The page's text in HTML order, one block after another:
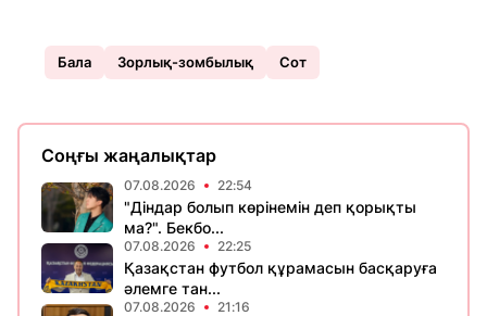
Бала Зорлық-зомбылық Сот
Соңғы жаңалықтар
07.08.2026 22:54
"Діндар болып көрінемін деп қорықты
ма?". Бекбо...
07.08.2026 22:25
Қазақстан футбол құрамасын басқаруға
әлемге тан...
07.08.2026 21:16